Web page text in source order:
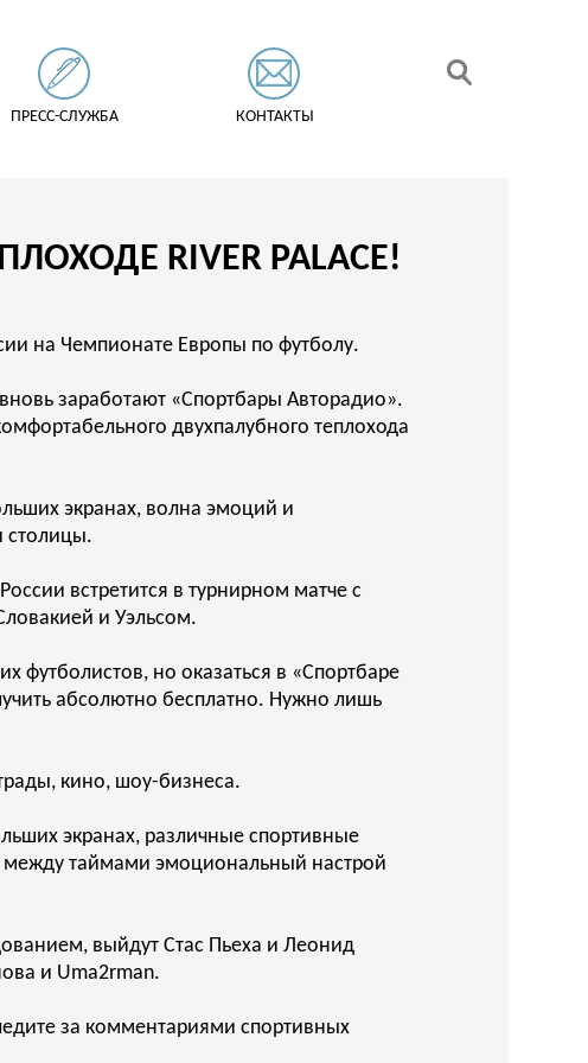
ПРЕСС-СЛУЖБА КОНТАКТЫ
RIVER PALACE!
на Чемпионате Европы по футболу.
заработают «Спортбары Авторадио».
двухпалубного теплохода
экранах, волна эмоций и
столицы.
встретится в турнирном матче с
и Уэльсом.
футболистов, но оказаться в «Спортбаре
абсолютно бесплатно. Нужно лишь
кино, шоу-бизнеса.
экранах, различные спортивные
между таймами эмоциональный настрой
выйдут Стас Пьеха и Леонид
и Uma2rman.
за комментариями спортивных